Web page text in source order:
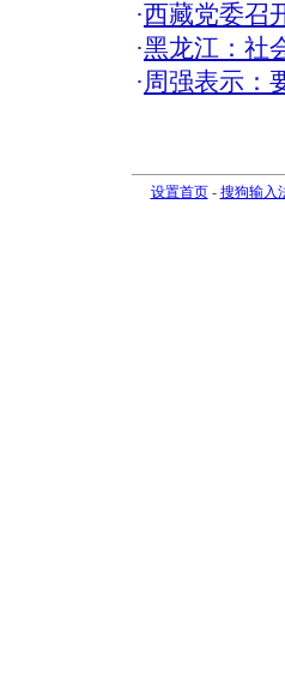
·西藏党委召
·黑龙江：社
·周强表示：
设置首页- 搜狗输入